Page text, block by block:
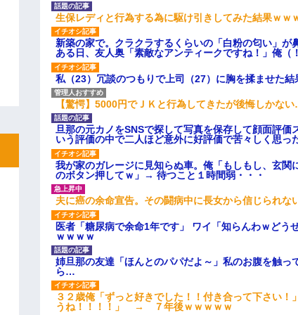
生保レディと行為する為に駆け引きしてみた結果ｗｗ
新築の家で。クラクラするくらいの「白粉の匂い」
ある日、友人奥「素敵なアンティークですね！」俺（
私（23）冗談のつもりで上司（27）に胸を揉ませた結
【驚愕】5000円でＪＫと行為してきたが後悔しかな
旦那の元カノをSNSで探して写真を保存して顔面評
いう評価の中で二人ほど意外に好評価で苦々しく思っ
我が家のガレージに見知らぬ車。俺「もしもし、玄関
のボタン押してｗ」→ 待つこと１時間弱・・・
夫に癌の余命宣告。その闘病中に長女から信じられな
医者「糖尿病で余命1年です」 ワイ「知らんわｗど
ｗｗｗｗ
姉旦那の友達「ほんとのパパだよ～」私のお腹を触
ら…
３２歳俺「ずっと好きでした！！付き合って下さい
うね！！！！」 → ７年後ｗｗｗｗｗ